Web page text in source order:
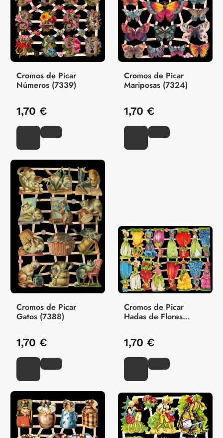
Cromos de Picar
Números (7339)
1,70 €
Cromos de Picar
Mariposas (7324)
1,70 €
Cromos de Picar
Gatos (7388)
1,70 €
Cromos de Picar
Hadas de Flores
1,70 €